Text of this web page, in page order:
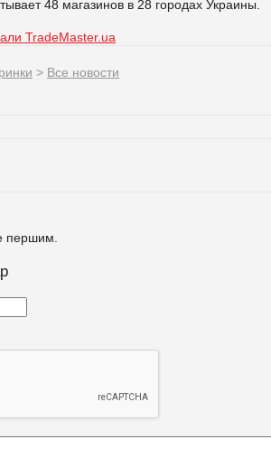
48 магазинов в 28 городах Украины.
TradeMaster.ua
> Все новости
першим.